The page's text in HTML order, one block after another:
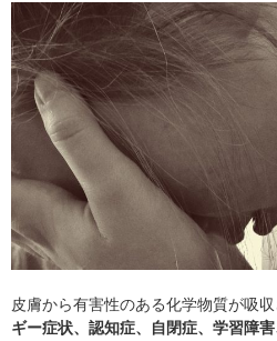
皮膚から有害性のある化学物質が吸収
ギー症状、認知症、自閉症、学習障